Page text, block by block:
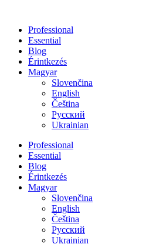
contentProfessional
Essential
Blog
Érintkezés
Magyar
Slovenčina
English
Čeština
Русский
Ukrainian
Professional
Essential
Blog
Érintkezés
Magyar
Slovenčina
English
Čeština
Русский
Ukrainian